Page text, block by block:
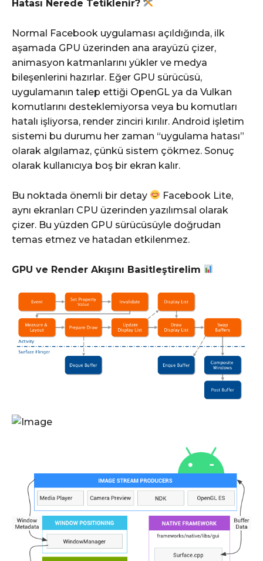
Hatası Nerede Tetiklenir?
Normal Facebook uygulaması açıldığında, ilk
aşamada GPU üzerinden ana arayüzü çizer,
animasyon katmanlarını yükler ve medya
bileşenlerini hazırlar. Eğer GPU sürücüsü,
uygulamanın talep ettiği OpenGL ya da Vulkan
komutlarını desteklemiyorsa veya bu komutları
hatalı işliyorsa, render zinciri kırılır. Android işletim
sistemi bu durumu her zaman “uygulama hatası”
olarak algılamaz, çünkü sistem çökmez. Sonuç
olarak kullanıcıya boş bir ekran kalır.
Bu noktada önemli bir detay
Facebook Lite,
aynı ekranları CPU üzerinden yazılımsal olarak
çizer. Bu yüzden GPU sürücüsüyle doğrudan
temas etmez ve hatadan etkilenmez.
GPU ve Render Akışını Basitleştirelim